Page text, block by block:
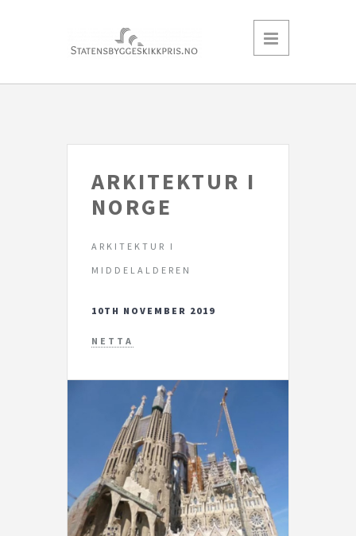
ARKITEKTUR I
NORGE
ARKITEKTUR I
MIDDELALDEREN
10TH NOVEMBER 2019
NETTA